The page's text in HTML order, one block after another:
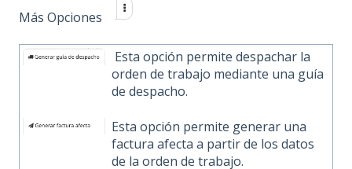
Más Opciones
Esta opción permite despachar la
orden de trabajo mediante una guía
de despacho.
Esta opción permite generar una
factura afecta a partir de los datos
de la orden de trabajo.